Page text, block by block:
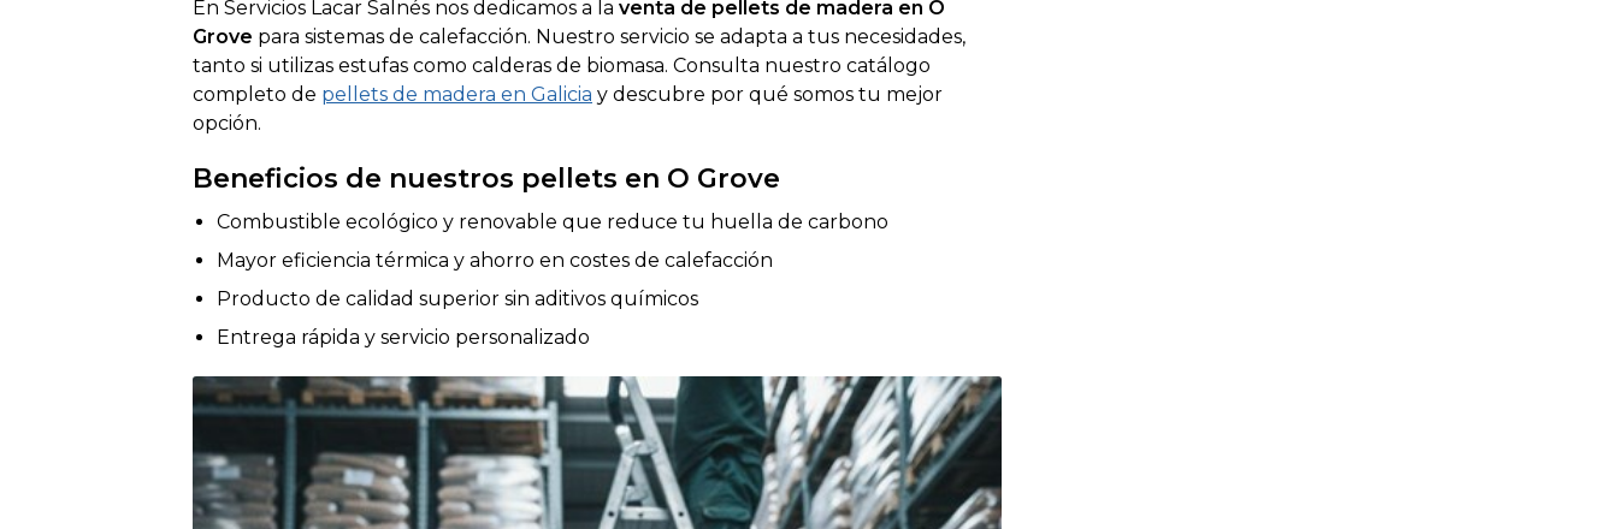
En Servicios Lacar Salnés nos dedicamos a la venta de pellets de madera en O
Grove para sistemas de calefacción. Nuestro servicio se adapta a tus necesidades,
tanto si utilizas estufas como calderas de biomasa. Consulta nuestro catálogo
completo de pellets de madera en Galicia y descubre por qué somos tu mejor
opción.
Beneficios de nuestros pellets en O Grove
Combustible ecológico y renovable que reduce tu huella de carbono
Mayor eficiencia térmica y ahorro en costes de calefacción
Producto de calidad superior sin aditivos químicos
Entrega rápida y servicio personalizado